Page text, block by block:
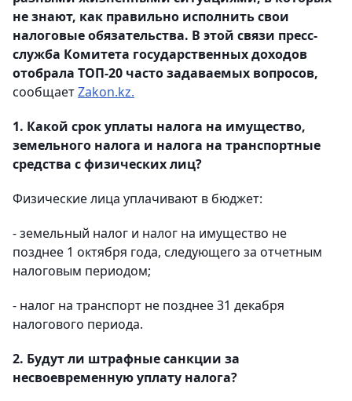
не знают, как правильно исполнить свои
налоговые обязательства. В этой связи пресс-
служба Комитета государственных доходов
отобрала ТОП-20 часто задаваемых вопросов,
сообщаетZakon.kz.
1. Какой срок уплаты налога на имущество,
земельного налога и налога на транспортные
средства с физических лиц?
Физические лица уплачивают в бюджет:
- земельный налог и налог на имущество не
позднее 1 октября года, следующего за отчетным
налоговым периодом;
- налог на транспорт не позднее 31 декабря
налогового периода.
2. Будут ли штрафные санкции за
несвоевременную уплату налога?